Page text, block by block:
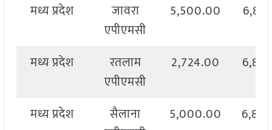
मध्य प्रदेश
जावरा
एपीएमसी
5,500.00
मध्य प्रदेश
रतलाम
एपीएमसी
2,724.00
मध्य प्रदेश
सैलाना
5,000.00